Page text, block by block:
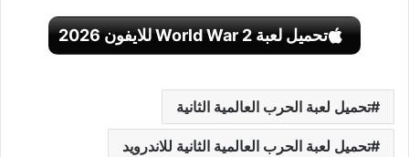
تحميل لعبة World War 2 للايفون 2026
تحميل لعبة الحرب العالمية الثانية
تحميل لعبة الحرب العالمية الثانية للاندرويد